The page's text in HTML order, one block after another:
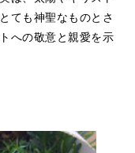
ても神聖なものとさ
への敬意と親愛を示